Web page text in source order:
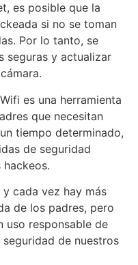
es posible que la
si no se toman
Por lo tanto, se
seguras y actualizar
es una herramienta
que necesitan
tiempo determinado,
de seguridad
cada vez hay más
de los padres, pero
uso responsable de
de nuestros